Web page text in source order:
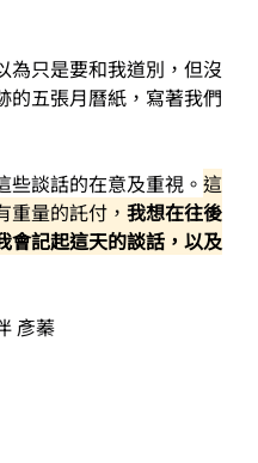
為只是要和我道別，但沒
的五張月曆紙，寫著我們
談話的在意及重視。 這
重量的託付， 我想在往後
會記起這天的談話，以及
蓁